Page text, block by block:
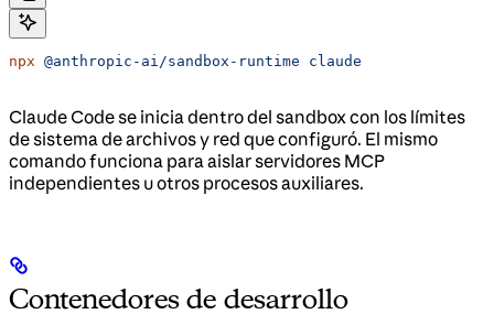
npx @anthropic-ai/sandbox-runtime claude
Claude Code se inicia dentro del sandbox con los límites
de sistema de archivos y red que configuró. El mismo
comando funciona para aislar servidores MCP
independientes u otros procesos auxiliares.
Contenedores de desarrollo